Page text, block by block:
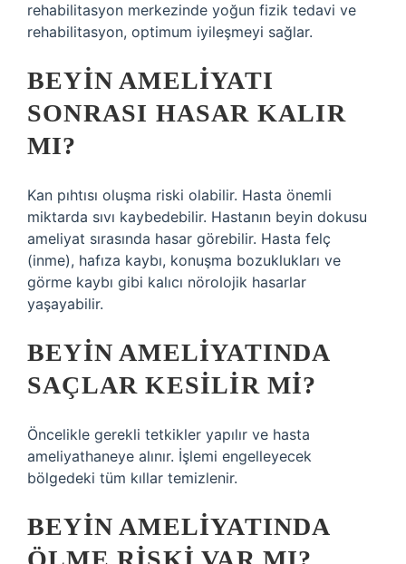
rehabilitasyon merkezinde yoğun fizik tedavi ve
rehabilitasyon, optimum iyileşmeyi sağlar.
BEYIN AMELIYATI
SONRASI HASAR KALIR
MI?
Kan pıhtısı oluşma riski olabilir. Hasta önemli
miktarda sıvı kaybedebilir. Hastanın beyin dokusu
ameliyat sırasında hasar görebilir. Hasta felç
(inme), hafıza kaybı, konuşma bozuklukları ve
görme kaybı gibi kalıcı nörolojik hasarlar
yaşayabilir.
BEYIN AMELIYATINDA
SAÇLAR KESILIR MI?
Öncelikle gerekli tetkikler yapılır ve hasta
ameliyathaneye alınır. İşlemi engelleyecek
bölgedeki tüm kıllar temizlenir.
BEYIN AMELIYATINDA